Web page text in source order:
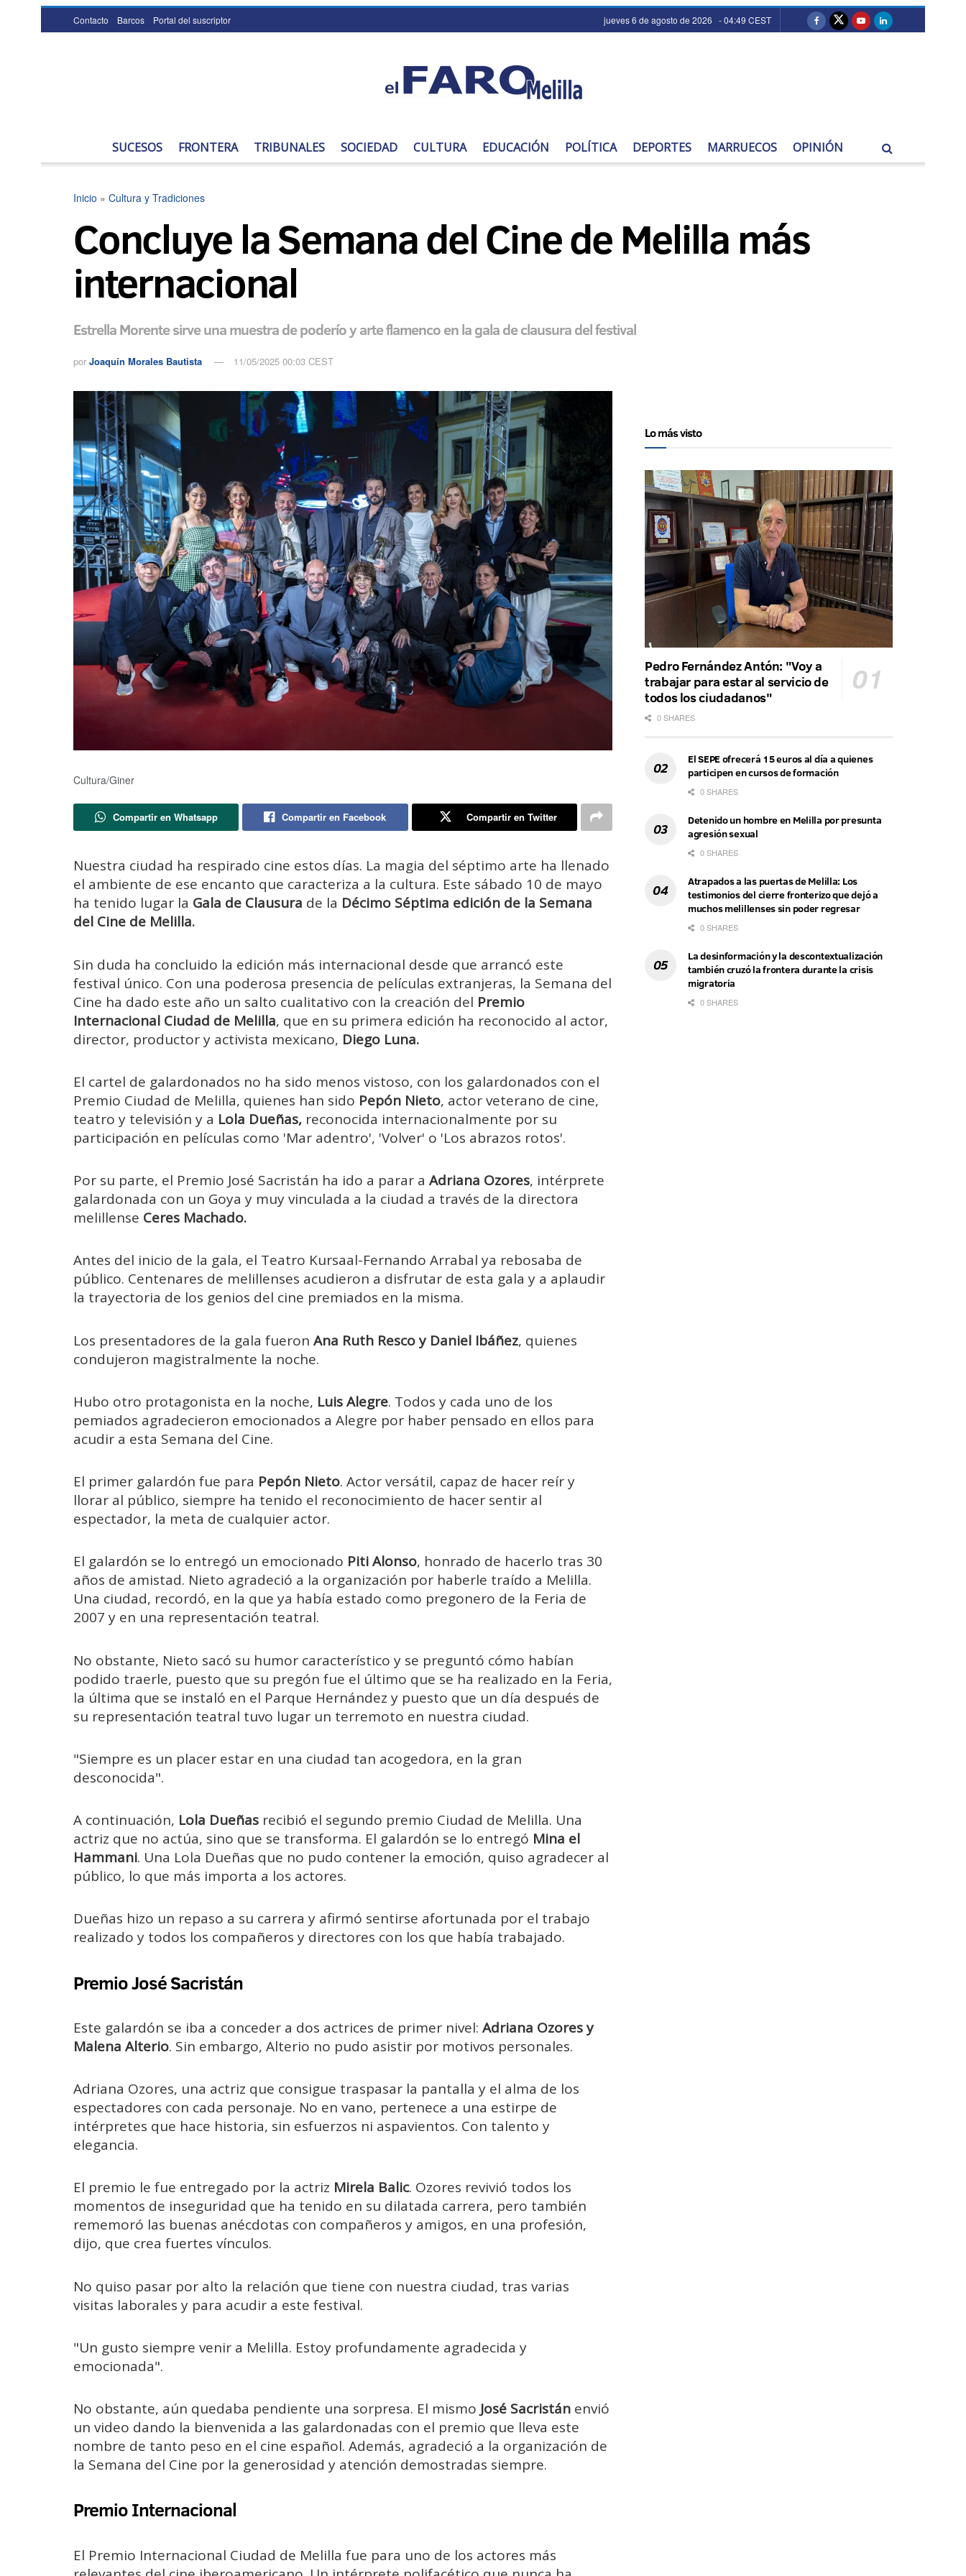
Contacto Barcos Portal del suscriptor jueves 6 de agosto de 2026 - 04:49 CEST
SUCESOS FRONTERA TRIBUNALES SOCIEDAD CULTURA EDUCACIÓN POLÍTICA DEPORTES MARRUECOS OPINIÓN
Inicio » Cultura y Tradiciones
Concluye la Semana del Cine de Melilla más
internacional
Estrella Morente sirve una muestra de poderío y arte flamenco en la gala de clausura del festival
por Joaquín Morales Bautista 11/05/2025 00:03 CEST
Cultura/Giner
Compartir en Whatsapp Compartir en Facebook Compartir en Twitter
Nuestra ciudad ha respirado cine estos días. La magia del séptimo arte ha llenado
el ambiente de ese encanto que caracteriza a la cultura. Este sábado 10 de mayo
ha tenido lugar la Gala de Clausura de la Décimo Séptima edición de la Semana
del Cine de Melilla.
Sin duda ha concluido la edición más internacional desde que arrancó este
festival único. Con una poderosa presencia de películas extranjeras, la Semana del
Cine ha dado este año un salto cualitativo con la creación del Premio
Internacional Ciudad de Melilla, que en su primera edición ha reconocido al actor,
director, productor y activista mexicano, Diego Luna.
El cartel de galardonados no ha sido menos vistoso, con los galardonados con el
Premio Ciudad de Melilla, quienes han sido Pepón Nieto, actor veterano de cine,
teatro y televisión y a Lola Dueñas, reconocida internacionalmente por su
participación en películas como 'Mar adentro', 'Volver' o 'Los abrazos rotos'.
Por su parte, el Premio José Sacristán ha ido a parar a Adriana Ozores, intérprete
galardonada con un Goya y muy vinculada a la ciudad a través de la directora
melillense Ceres Machado.
Antes del inicio de la gala, el Teatro Kursaal-Fernando Arrabal ya rebosaba de
público. Centenares de melillenses acudieron a disfrutar de esta gala y a aplaudir
la trayectoria de los genios del cine premiados en la misma.
Los presentadores de la gala fueron Ana Ruth Resco y Daniel Ibáñez, quienes
condujeron magistralmente la noche.
Hubo otro protagonista en la noche, Luis Alegre. Todos y cada uno de los
pemiados agradecieron emocionados a Alegre por haber pensado en ellos para
acudir a esta Semana del Cine.
El primer galardón fue para Pepón Nieto. Actor versátil, capaz de hacer reír y
llorar al público, siempre ha tenido el reconocimiento de hacer sentir al
espectador, la meta de cualquier actor.
El galardón se lo entregó un emocionado Piti Alonso, honrado de hacerlo tras 30
años de amistad. Nieto agradeció a la organización por haberle traído a Melilla.
Una ciudad, recordó, en la que ya había estado como pregonero de la Feria de
2007 y en una representación teatral.
No obstante, Nieto sacó su humor característico y se preguntó cómo habían
podido traerle, puesto que su pregón fue el último que se ha realizado en la Feria,
la última que se instaló en el Parque Hernández y puesto que un día después de
su representación teatral tuvo lugar un terremoto en nuestra ciudad.
"Siempre es un placer estar en una ciudad tan acogedora, en la gran
desconocida".
A continuación, Lola Dueñas recibió el segundo premio Ciudad de Melilla. Una
actriz que no actúa, sino que se transforma. El galardón se lo entregó Mina el
Hammani. Una Lola Dueñas que no pudo contener la emoción, quiso agradecer al
público, lo que más importa a los actores.
Dueñas hizo un repaso a su carrera y afirmó sentirse afortunada por el trabajo
realizado y todos los compañeros y directores con los que había trabajado.
Premio José Sacristán
Este galardón se iba a conceder a dos actrices de primer nivel: Adriana Ozores y
Malena Alterio. Sin embargo, Alterio no pudo asistir por motivos personales.
Adriana Ozores, una actriz que consigue traspasar la pantalla y el alma de los
espectadores con cada personaje. No en vano, pertenece a una estirpe de
intérpretes que hace historia, sin esfuerzos ni aspavientos. Con talento y
elegancia.
El premio le fue entregado por la actriz Mirela Balic. Ozores revivió todos los
momentos de inseguridad que ha tenido en su dilatada carrera, pero también
rememoró las buenas anécdotas con compañeros y amigos, en una profesión,
dijo, que crea fuertes vínculos.
No quiso pasar por alto la relación que tiene con nuestra ciudad, tras varias
visitas laborales y para acudir a este festival.
"Un gusto siempre venir a Melilla. Estoy profundamente agradecida y
emocionada".
No obstante, aún quedaba pendiente una sorpresa. El mismo José Sacristán envió
un video dando la bienvenida a las galardonadas con el premio que lleva este
nombre de tanto peso en el cine español. Además, agradeció a la organización de
la Semana del Cine por la generosidad y atención demostradas siempre.
Premio Internacional
El Premio Internacional Ciudad de Melilla fue para uno de los actores más
Lo más visto
Pedro Fernández Antón: "Voy a
trabajar para estar al servicio de
todos los ciudadanos"
0 SHARES
El SEPE ofrecerá 15 euros al día a quienes
participen en cursos de formación
0 SHARES
Detenido un hombre en Melilla por presunta
agresión sexual
0 SHARES
Atrapados a las puertas de Melilla: Los
testimonios del cierre fronterizo que dejó a
muchos melillenses sin poder regresar
0 SHARES
La desinformación y la descontextualización
también cruzó la frontera durante la crisis
migratoria
0 SHARES